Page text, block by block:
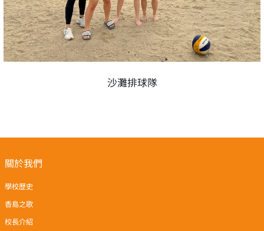
沙灘排球隊
關於我們
學校歷史
香島之歌
校長介紹